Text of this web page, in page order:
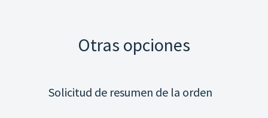
Otras opciones
Solicitud de resumen de la orden